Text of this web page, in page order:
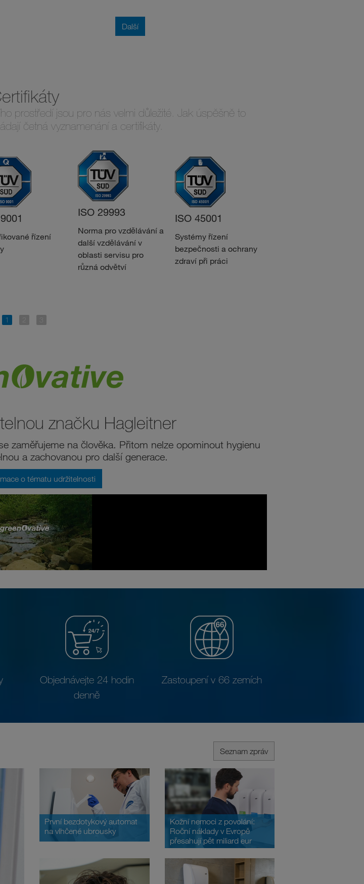
Další
prostředí jsou pro nás velmi důležité. Jak úspěšně to
četná vyznamenání a certifikáty.
řízení
ISO 29993
Norma pro vzdělávání a
další vzdělávání v
oblasti servisu pro
různá odvětví
ISO 45001
Systémy řízení
bezpečnosti a ochrany
zdraví při práci
značku Hagleitner
zaměřujeme na člověka. Přitom nelze opominout hygienu
a zachovanou pro další generace.
o tématu udržitelnosti
Objednávejte 24 hodin
denně
Zastoupení v 66 zemích
Seznam zpráv
První bezdotykový automat
na vlhčené ubrousky
Kožní nemoci z povolání:
Roční náklady v Evropě
přesahují pět miliard eur